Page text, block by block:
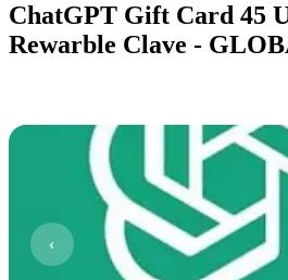
ChatGPT Gift Card 45
Rewarble Clave -